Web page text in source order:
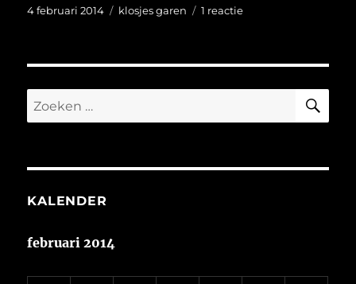
Geplaatst
4 februari 2014 Categorieën
klosjes garen 1 reactieop
Zoeken
naar:
KALENDER
februari 2014